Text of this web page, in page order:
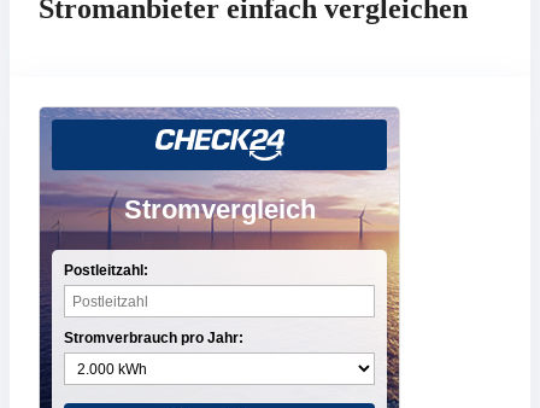
Stromanbieter einfach vergleichen
Stromvergleich
Postleitzahl:
Stromverbrauch pro Jahr: